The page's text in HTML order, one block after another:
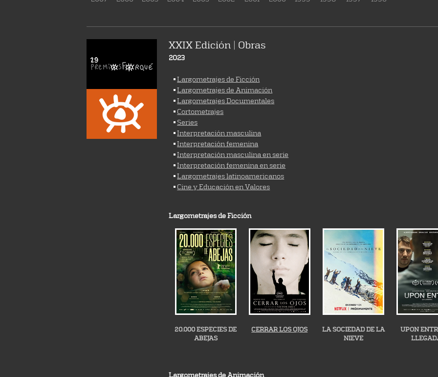
XXIX Edición | Obras
2023
Largometrajes de Ficción
Largometrajes de Animación
Largometrajes Documentales
Cortometrajes
Series
Interpretación masculina
Interpretación femenina
Interpretación masculina en serie
Interpretación femenina en serie
Largometrajes latinoamericanos
Cine y Educación en Valores
Largometrajes de Ficción
20.000 ESPECIES DE
ABEJAS
CERRAR LOS OJOS
LA SOCIEDAD DE LA
NIEVE
UPON
Largometrajes de Animación